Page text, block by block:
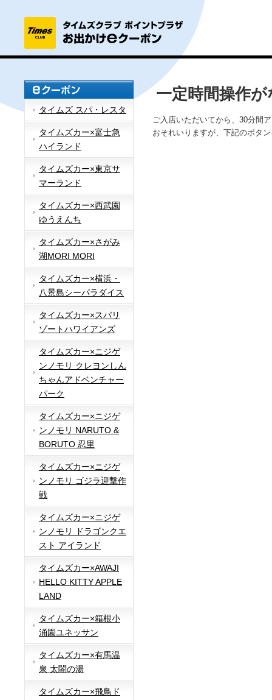
タイムズ スパ・レスタ
タイムズカー×富士急
ハイランド
タイムズカー×東京サ
マーランド
タイムズカー×西武園
ゆうえんち
タイムズカー×さがみ
湖MORI MORI
タイムズカー×横浜・
八景島シーパラダイス
タイムズカー×スパリ
ゾートハワイアンズ
タイムズカー×ニジゲ
ンノモリ クレヨンしん
ちゃんアドベンチャー
パーク
タイムズカー×ニジゲ
ンノモリ NARUTO &
BORUTO 忍里
タイムズカー×ニジゲ
ンノモリ ゴジラ迎撃作
戦
タイムズカー×ニジゲ
ンノモリ ドラゴンクエ
スト アイランド
タイムズカー×AWAJI
HELLO KITTY APPLE
LAND
タイムズカー×箱根小
涌園ユネッサン
タイムズカー×有馬温
泉 太閤の湯
タイムズカー×飛鳥ド
一定時間操作
ご入店いただいてから、30分間
おそれいりますが、下記のボタ